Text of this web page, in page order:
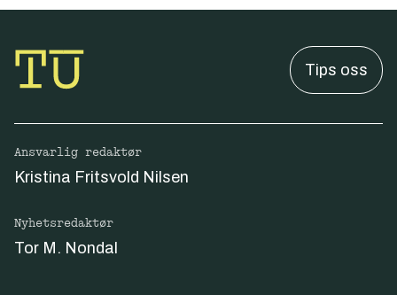
Tips oss
Ansvarlig redaktør
Kristina Fritsvold Nilsen
Nyhetsredaktør
Tor M. Nondal